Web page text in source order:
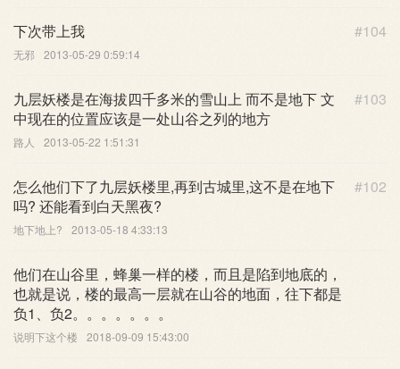
#104
下次带上我
无邪 2013-05-29 0:59:14
#103
九层妖楼是在海拔四千多米的雪山上 而不是地下 文
中现在的位置应该是一处山谷之列的地方
路人 2013-05-22 1:51:31
#102
怎么他们下了九层妖楼里,再到古城里,这不是在地下
吗? 还能看到白天黑夜?
地下地上? 2013-05-18 4:33:13
他们在山谷里，蜂巢一样的楼，而且是陷到地底的，
也就是说，楼的最高一层就在山谷的地面，往下都是
负1、负2。。。。。。。
说明下这个楼 2018-09-09 15:43:00